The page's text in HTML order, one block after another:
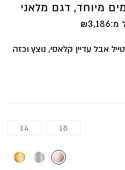
מיוחד, דגם מלאני
מ: ₪3,186
אבל עדיין קלאסי, נוצץ וכזה
של חור ראשון או חור שני
18
14